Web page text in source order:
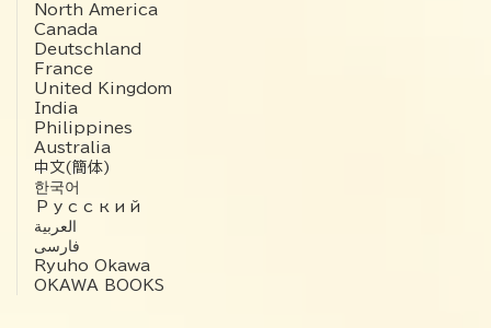
North America
Canada
Deutschland
France
United Kingdom
India
Philippines
Australia
中文(簡体)
한국어
Русский
العربية‏
فارسی
Ryuho Okawa
OKAWA BOOKS